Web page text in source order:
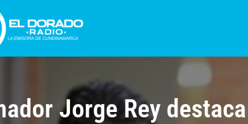
NOTICIAS COLOMBIA
Jorge Rey